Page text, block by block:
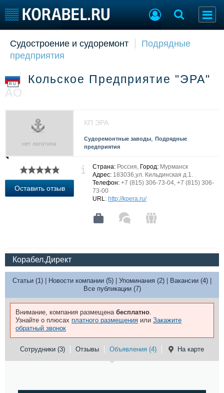
Судостроение
Пульс
Компании
Репутация
Крюинг
Журнал
Реклама
Торговая площадка
Оборудование
Услуги
Конференции
Выставки и семинары
Личности
Флот
Галерея флота
Форум
Все службы
Судостроение и судоремонт
Подрядные
предприятия
RU
Кольское Предприятие "ЭРА"
АО
КП ЭРА
Судоремонтные заводы, Подрядные
предприятия
Оставить отзыв
Страна: Россия, Город: Мурманск
Адрес: 183036,ул. Кильдинская д.1.
Телефон: +7 (815) 306-73-04, +7 (815) 306-
73-00
URL: http://kpera.ru/
Корабел.Директ
Статьи (1) Новости компании (5) Упоминания (2) Вакансии (4)
Все публикации (7)
Внимание, компания размещена бесплатно.
Узнайте о плюсах платного размещения или Закажите
обратный звонок
Сотрудники (3) Отзывы Объявления (4) На карте